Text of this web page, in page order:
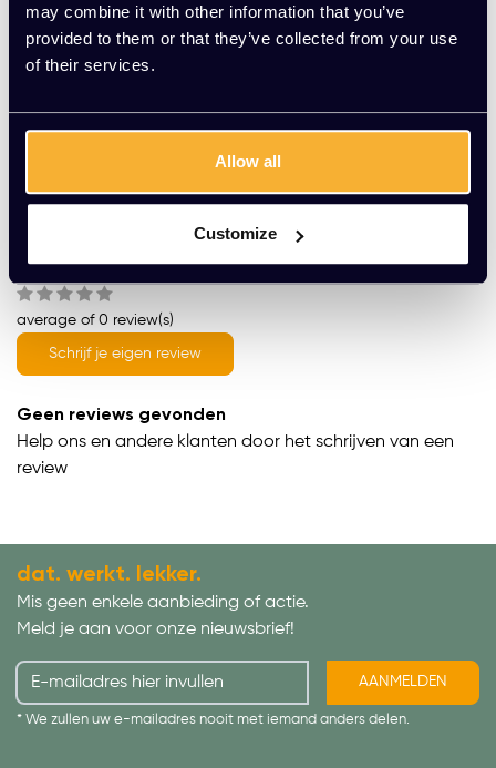
may combine it with other information that you’ve
provided to them or that they’ve collected from your use
of their services.
Allow all
Customize
Gratis montage
Vrijblijvende offerte
Product informatie
Wat onze klanten zeggen
average of 0 review(s)
Schrijf je eigen review
Geen reviews gevonden
Help ons en andere klanten door het schrijven van een
review
dat. werkt. lekker.
Mis geen enkele aanbieding of actie.
Meld je aan voor onze nieuwsbrief!
AANMELDEN
* We zullen uw e-mailadres nooit met iemand anders delen.